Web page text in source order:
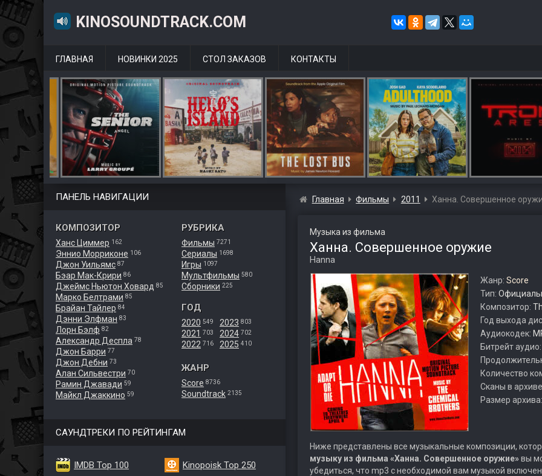
KINOSOUNDTRACK.COM
ГЛАВНАЯ НОВИНКИ 2025 СТОЛ ЗАКАЗОВ КОНТАКТЫ
ПАНЕЛЬ НАВИГАЦИИ
КОМПОЗИТОР
Ханс Циммер 162
Эннио Морриконе 106
Джон Уильямс 87
Бэар Мак-Крири 86
Джеймс Ньютон Ховард 85
Марко Белтрами 85
Брайан Тайлер 84
Дэнни Элфман 83
Лорн Бэлф 82
Александр Деспла 78
Джон Барри 77
Джон Дебни 73
Алан Сильвестри 70
Рамин Джавади 59
Майкл Джаккино 59
РУБРИКА
Фильмы 7271
Сериалы 1698
Игры 1097
Мультфильмы 580
Сборники 225
ГОД
2020 549
2021 703
2022 716
2023 803
2024 702
2025 410
ЖАНР
Score 8736
Soundtrack 2135
САУНДТРЕКИ ПО РЕЙТИНГАМ
IMDB Top 100 Kinopoisk Top 250
Главная Фильмы 2011 Ханна. Совершенное
Музыка из фильма
Ханна. Совершенное оружие
Hanna
Жанр: Score
Тип:
Композитор:
Год выхода
Аудиокодек:
Битрейт
Количество
Сканы в
Размер
Ниже представлены все музыкальные композиции,
музыку из фильма «Ханна. Совершенное оружие»вы
убедиться, что mp3 с необходимой вам музыкой